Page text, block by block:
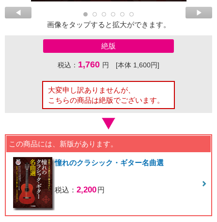
画像をタップすると拡大ができます。
絶版
税込： 1,760 円 [本体 1,600円]
大変申し訳ありませんが、
こちらの商品は絶版でございます。
この商品には、新版があります。
憧れのクラシック・ギター名曲選
税込： 2,200円